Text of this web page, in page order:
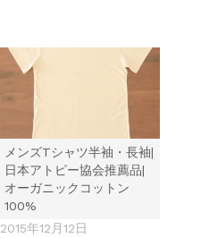
メンズTシャツ半袖・長袖|
日本アトピー協会推薦品|
オーガニックコットン
100%
2015年12月12日